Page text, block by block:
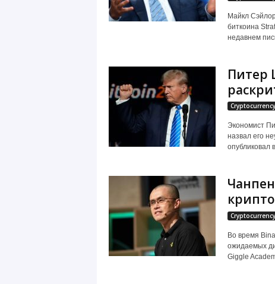
Майкл
биткоина
недавнем
Питер
Cryptocurrency
Экономист
назвал его
опубликовал
Cryptocurrency
Во время
ожидаемых
Giggle